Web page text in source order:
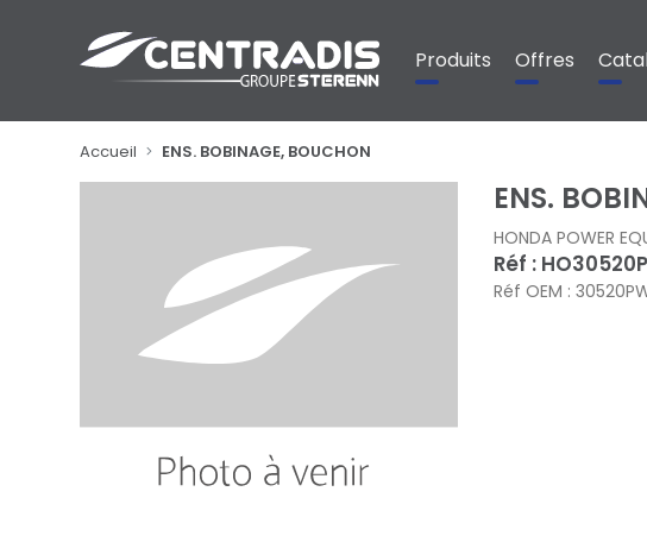
Produits Offres
Accueil ENS. BOBINAGE, BOUCHON
ENS.
HONDA POWER
Réf :
Réf OEM :